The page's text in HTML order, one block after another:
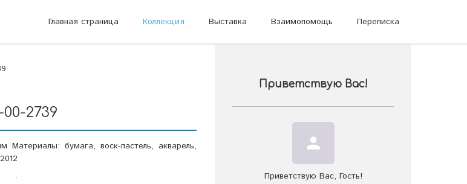
Главная страница Коллекция Выставка Взаимопомощь Переписка
2739
бумага, воск-пастель, акварель,
Приветствую Вас!
person
Приветствую Вас, Гость!